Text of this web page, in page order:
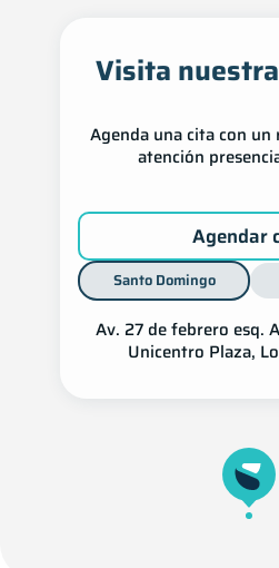
Visita
Agenda una cita con
atención
Agendar
Santo Domingo
Av. 27 de febrero esq.
Uni­cen­tro Plaza,